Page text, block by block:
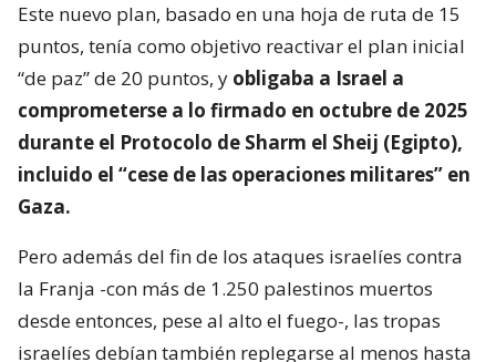
Este nuevo plan, basado en una hoja de ruta de 15
puntos, tenía como objetivo reactivar el plan inicial
“de paz” de 20 puntos, y obligaba a Israel a
comprometerse a lo firmado en octubre de 2025
durante el Protocolo de Sharm el Sheij (Egipto),
incluido el “cese de las operaciones militares” en
Gaza.
Pero además del fin de los ataques israelíes contra
la Franja -con más de 1.250 palestinos muertos
desde entonces, pese al alto el fuego-, las tropas
israelíes debían también replegarse al menos hasta